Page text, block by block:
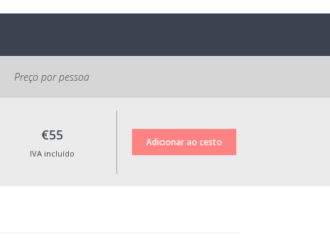
Preço por pessoa
€55
IVA incluído